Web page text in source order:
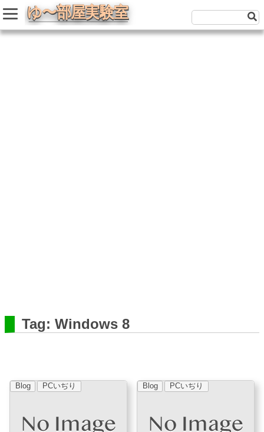
Tag: Windows 8
Blog PCいぢり Blog PCいぢり